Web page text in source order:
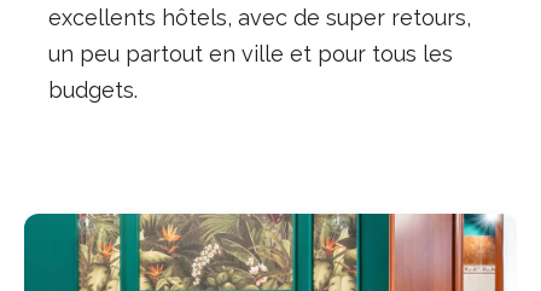
excellents hôtels, avec de super retours,
un peu partout en ville et pour tous les
budgets.